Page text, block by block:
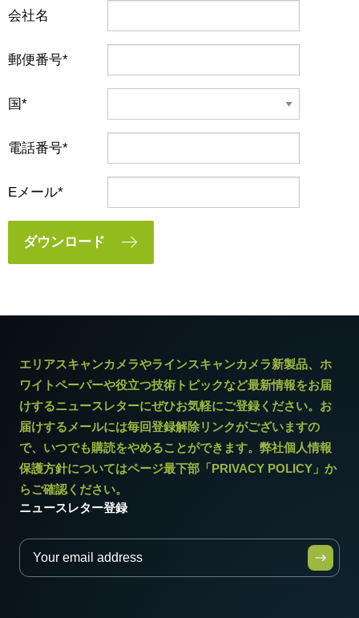
会社名
郵便番号
国
電話番号
Eメール
ダウンロード
エリアスキャンカメラやラインスキャンカメラ新製品、ホ
ワイトペーパーや役立つ技術トピックなど最新情報をお届
けするニュースレターにぜひお気軽にご登録ください。お
届けするメールには毎回登録解除リンクがございますの
で、いつでも購読をやめることができます。弊社個人情報
保護方針についてはページ最下部「PRIVACY POLICY」か
らご確認ください。
ニュースレター登録